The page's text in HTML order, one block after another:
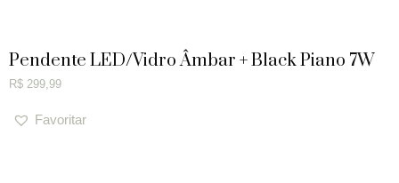
Pendente LED/Vidro Âmbar + Black Piano 7W
R$ 299,99
Favoritar